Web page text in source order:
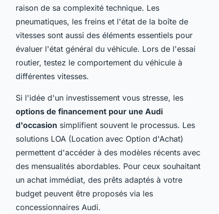
raison de sa complexité technique. Les
pneumatiques, les freins et l'état de la boîte de
vitesses sont aussi des éléments essentiels pour
évaluer l'état général du véhicule. Lors de l'essai
routier, testez le comportement du véhicule à
différentes vitesses.
Si l'idée d'un investissement vous stresse, les
options de financement pour une Audi
d'occasion simplifient souvent le processus. Les
solutions LOA (Location avec Option d'Achat)
permettent d'accéder à des modèles récents avec
des mensualités abordables. Pour ceux souhaitant
un achat immédiat, des prêts adaptés à votre
budget peuvent être proposés via les
concessionnaires Audi.